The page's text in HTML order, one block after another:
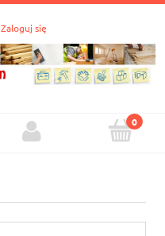
Zaloguj się